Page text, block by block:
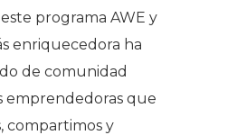
programa AWE y
enriquecedora ha
de comunidad
emprendedoras que
compartimos y